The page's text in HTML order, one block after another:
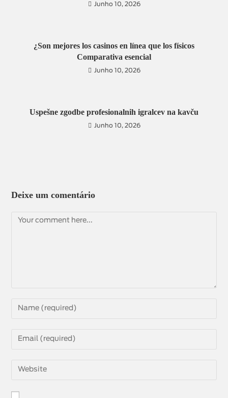
Junho 10, 2026
¿Son mejores los casinos en línea que los físicos
Comparativa esencial
Junho 10, 2026
Uspešne zgodbe profesionalnih igralcev na kavču
Junho 10, 2026
Deixe um comentário